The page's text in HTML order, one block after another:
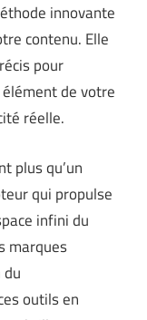
innovante
contenu. Elle
pour
de votre
réelle.
plus qu’un
qui propulse
infini du
marques
outils en